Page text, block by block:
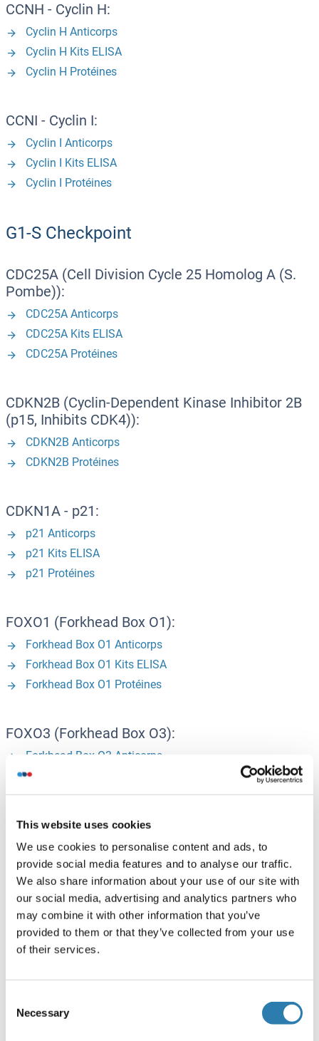
This website uses cookies
We use cookies to personalise content and ads, to
provide social media features and to analyse our traffic.
We also share information about your use of our site with
our social media, advertising and analytics partners who
may combine it with other information that you’ve
provided to them or that they’ve collected from your use
of their services.
Selection
Necessary
CCNH - Cyclin H:
Cyclin H Anticorps
Cyclin H Kits ELISA
Cyclin H Protéines
CCNI - Cyclin I:
Cyclin I Anticorps
Cyclin I Kits ELISA
Cyclin I Protéines
G1-S Checkpoint
CDC25A (Cell Division Cycle 25 Homolog A (S.
Pombe)):
CDC25A Anticorps
CDC25A Kits ELISA
CDC25A Protéines
CDKN2B (Cyclin-Dependent Kinase Inhibitor 2B
(p15, Inhibits CDK4)):
CDKN2B Anticorps
CDKN2B Protéines
CDKN1A - p21:
p21 Anticorps
p21 Kits ELISA
p21 Protéines
FOXO1 (Forkhead Box O1):
Forkhead Box O1 Anticorps
Forkhead Box O1 Kits ELISA
Forkhead Box O1 Protéines
FOXO3 (Forkhead Box O3):
Forkhead Box O3 Anticorps
Forkhead Box O3 Kits ELISA
Forkhead Box O3 Protéines
FOXO4 (Forkhead Box O4):
FOXO4 Anticorps
FOXO4 Kits ELISA
FOXO4 Protéines
SMAD2 (SMAD, Mothers Against DPP Homolog
SMAD2 Kits ELISA